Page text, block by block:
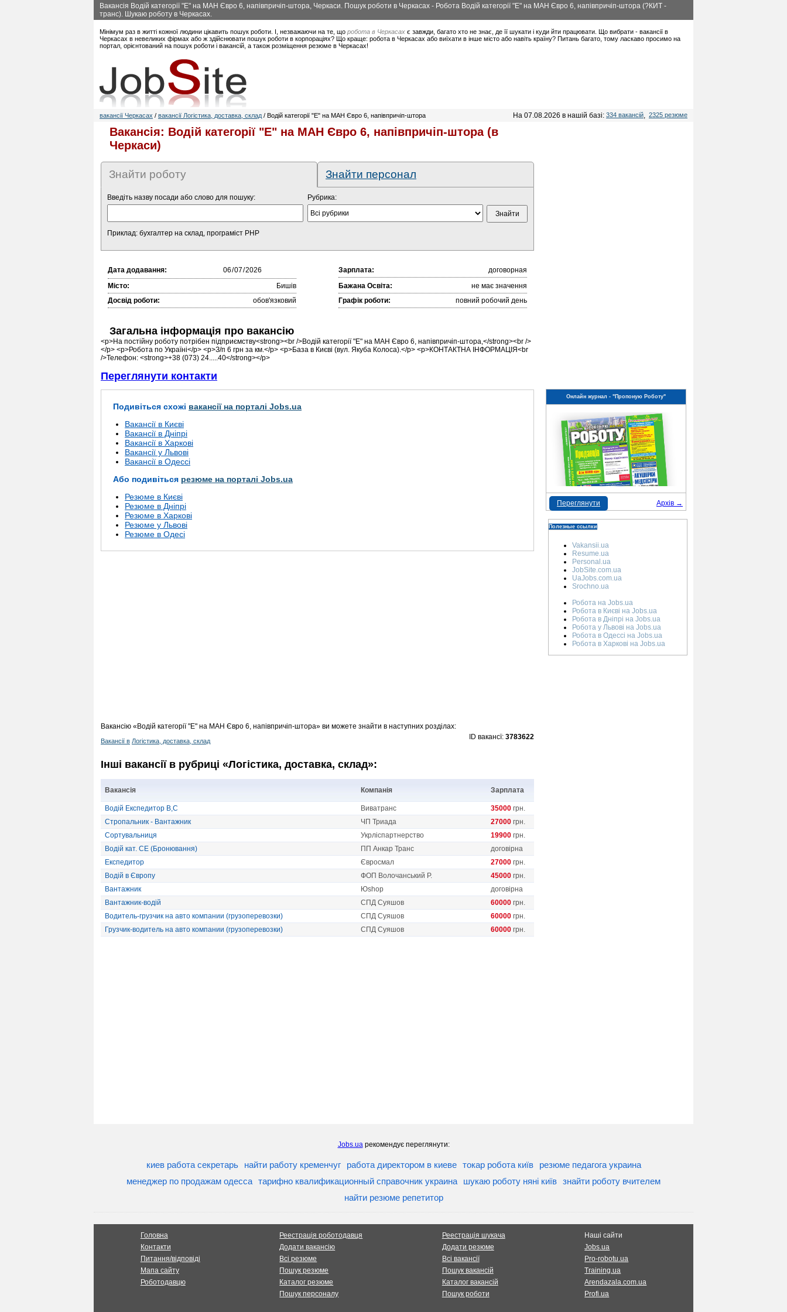
Вакансія Водій категорії "Е" на МАН Євро 6, напівпричіп-штора, Черкаси. Пошук роботи в Черкасах - Робота Водій категорії "Е" на МАН Євро 6, напівпричіп-штора (?КИТ -
транс). Шукаю роботу в Черкасах.
Мінімум раз в житті кожної людини цікавить пошук роботи. І, незважаючи на те, що робота в Черкасах є завжди, багато хто не знає, де її шукати і куди йти працювати. Що вибрати - вакансії в
Черкасах в невеликих фірмах або ж здійснювати пошук роботи в корпораціях? Що краще: робота в Черкасах або виїхати в інше місто або навіть країну? Питань багато, тому ласкаво просимо на
портал, орієнтований на пошук роботи і вакансій, а також розміщення резюме в Черкасах!
вакансії Черкасах / вакансії Логістика, доставка, склад / Водій категорії "Е" на МАН Євро 6, напівпричіп-штора На 07.08.2026 в нашій базі: 334 вакансій, 2325 резюме
Вакансія: Водій категорії "Е" на МАН Євро 6, напівпричіп-штора (в
Черкаси)
Знайти роботу Знайти персонал
Введіть назву посади або слово для пошуку:
Приклад: бухгалтер на склад, програміст PHP
Рубрика:
Дата додавання: Зарплата:
договорная
Місто:
Бишів Бажана Освіта:
не має значення
Досвід роботи:
обов'язковий Графік роботи: повний робочий день
Загальна інформація про вакансію
<p>На постійну роботу потрібен підприємству<strong><br />Водій категорії "Е" на МАН Євро 6, напівпричіп-штора,</strong><br />
</p> <p>Робота по Україні</p> <p>З/п 6 грн за км.</p> <p>База в Києві (вул. Якуба Колоса).</p> <p>КОНТАКТНА ІНФОРМАЦІЯ<br
/>Телефон: <strong>+38 (073) 24.....40</strong></p>
Переглянути контакти
Подивіться схожі вакансії на порталі Jobs.ua
Вакансії в Києві
Вакансії в Дніпрі
Вакансії в Харкові
Вакансії у Львові
Вакансії в Одессі
Або подивіться резюме на порталі Jobs.ua
Резюме в Києві
Резюме в Дніпрі
Резюме в Харкові
Резюме у Львові
Резюме в Одесі
Вакансію «Водій категорії "Е" на МАН Євро 6, напівпричіп-штора» ви можете знайти в наступних розділах:
Вакансії в Логістика, доставка, склад ID вакансї: 3783622
Інші вакансії в рубриці «Логістика, доставка, склад»:
Вакансія Компанія Зарплата
Водій Експедитор В,С Виватранс 35000 грн.
Стропальник - Вантажник
ЧП Триада 27000 грн.
Сортувальниця
Укрліспартнерство 19900 грн.
Водій кат. СЕ (Бронювання)
ПП Анкар Транс
договірна
Експедитор
Євросмал 27000 грн.
Водій в Європу
ФОП Волочанський Р. 45000 грн.
Вантажник
Юshop
договірна
Вантажник-водій
СПД Суяшов 60000 грн.
Водитель-грузчик на авто компании (грузоперевозки)
СПД Суяшов 60000 грн.
Грузчик-водитель на авто компании (грузоперевозки)
СПД Суяшов 60000 грн.
Онлайн журнал - "Пропоную Роботу"
Архів →
Переглянути
Полезные ссылки
Vakansii.ua
Resume.ua
Personal.ua
JobSite.com.ua
UaJobs.com.ua
Srochno.ua
Робота на Jobs.ua
Робота в Києві на Jobs.ua
Робота в Дніпрі на Jobs.ua
Робота у Львові на Jobs.ua
Робота в Одессі на Jobs.ua
Робота в Харкові на Jobs.ua
Jobs.uaрекомендує переглянути:
киев работа секретарь найти работу кременчуг работа директором в киеве токар робота київ
резюме педагога украина
менеджер по продажам одесса тарифно квалификационный справочник украина шукаю роботу няні київ знайти роботу вчителем
найти резюме репетитор
Головна
Контакти
Питання/відповіді
Мапа сайту
Роботодавцю
Реестрація роботодавця
Додати вакансію
Всі резюме
Пошук резюме
Каталог резюме
Пошук персоналу
Реестрація шукача
Додати резюме
Всі вакансії
Пошук вакансій
Каталог вакансій
Пошук роботи
Наші сайти
Jobs.ua
Pro-robotu.ua
Training.ua
Arendazala.com.ua
Profi.ua